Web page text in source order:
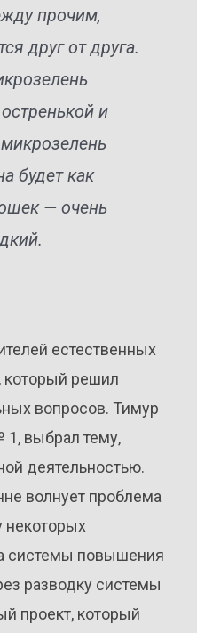
прочим,
друг от друга.
и
будет как
— очень
естественных
который решил
вопросов. Тимур
1, выбрал тему,
деятельностью.
волнует проблема
некоторых
системы повышения
разводку системы
проект, который